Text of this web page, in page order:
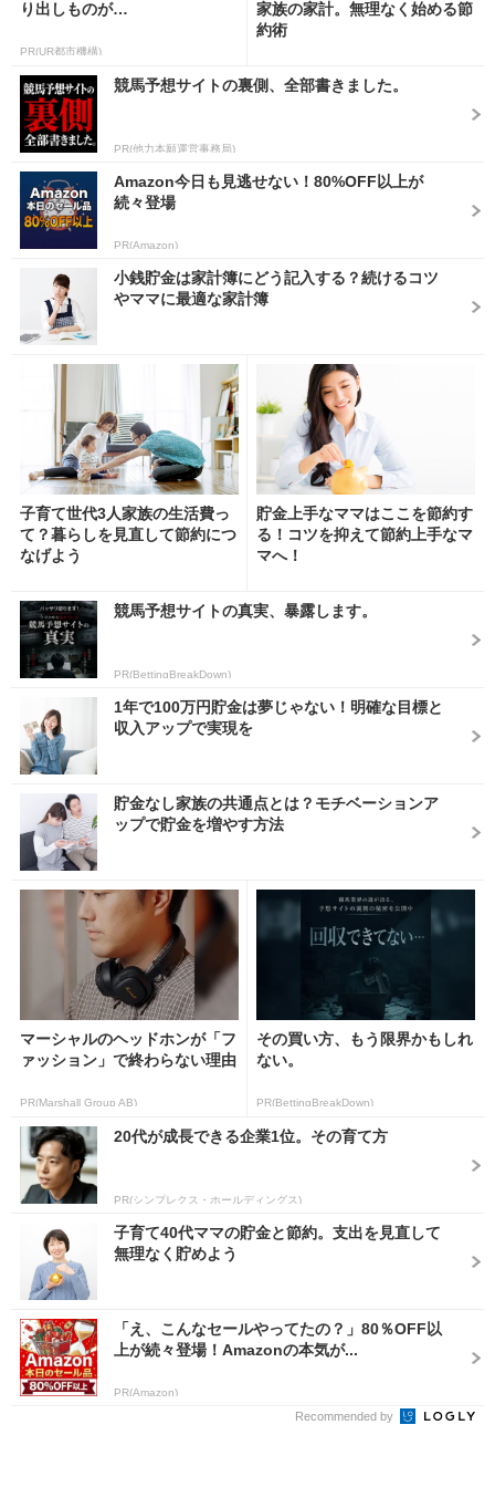
り出しものが…
PR(UR都市機構)
家族の家計。無理なく始める節
約術
競馬予想サイトの裏側、全部書きました。
PR(他力本願運営事務局)
Amazon今日も見逃せない！80%OFF以上が
続々登場
PR(Amazon)
小銭貯金は家計簿にどう記入する？続けるコツ
やママに最適な家計簿
子育て世代3人家族の生活費っ
て？暮らしを見直して節約につ
なげよう
貯金上手なママはここを節約す
る！コツを抑えて節約上手なマ
マへ！
競馬予想サイトの真実、暴露します。
PR(BettingBreakDown)
1年で100万円貯金は夢じゃない！明確な目標と
収入アップで実現を
貯金なし家族の共通点とは？モチベーションア
ップで貯金を増やす方法
マーシャルのヘッドホンが「フ
ァッション」で終わらない理由
PR(Marshall Group AB)
その買い方、もう限界かもしれ
ない。
PR(BettingBreakDown)
20代が成長できる企業1位。その育て方
PR(シンプレクス・ホールディングス)
子育て40代ママの貯金と節約。支出を見直して
無理なく貯めよう
「え、こんなセールやってたの？」80％OFF以
上が続々登場！Amazonの本気が...
PR(Amazon)
Recommended by